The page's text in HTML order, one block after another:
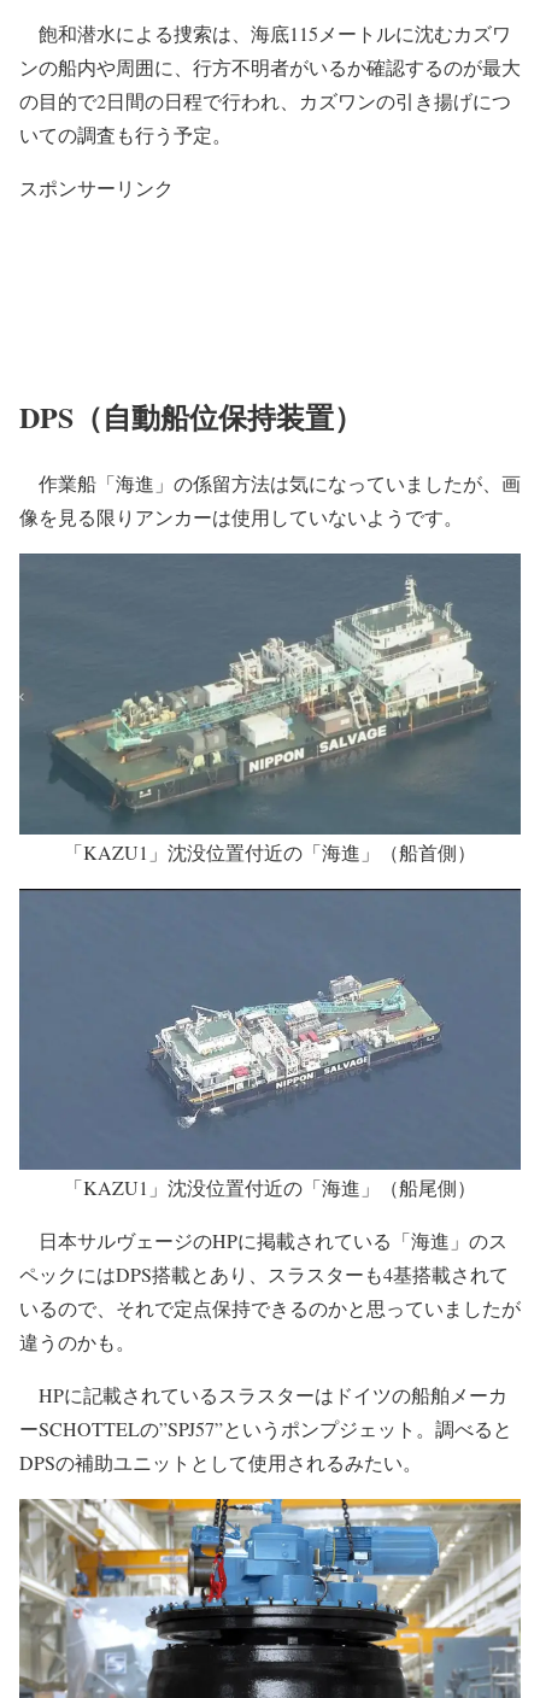
飽和潜水による捜索は、海底115メートルに沈むカズワ
ンの船内や周囲に、行方不明者がいるか確認するのが最大
の目的で2日間の日程で行われ、カズワンの引き揚げにつ
いての調査も行う予定。
スポンサーリンク
DPS（自動船位保持装置）
作業船「海進」の係留方法は気になっていましたが、画
像を見る限りアンカーは使用していないようです。
「KAZU1」沈没位置付近の「海進」（船首側）
「KAZU1」沈没位置付近の「海進」（船尾側）
日本サルヴェージのHPに掲載されている「海進」のス
ペックにはDPS搭載とあり、スラスターも4基搭載されて
いるので、それで定点保持できるのかと思っていましたが
違うのかも。
HPに記載されているスラスターはドイツの船舶メーカ
ーSCHOTTELの”SPJ57”というポンプジェット。調べると
DPSの補助ユニットとして使用されるみたい。